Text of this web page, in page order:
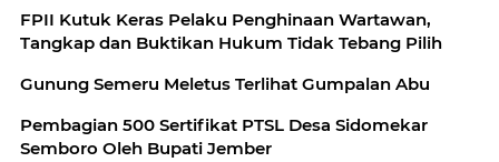
FPII Kutuk Keras Pelaku Penghinaan Wartawan,
Tangkap dan Buktikan Hukum Tidak Tebang Pilih
Gunung Semeru Meletus Terlihat Gumpalan Abu
Pembagian 500 Sertifikat PTSL Desa Sidomekar
Semboro Oleh Bupati Jember